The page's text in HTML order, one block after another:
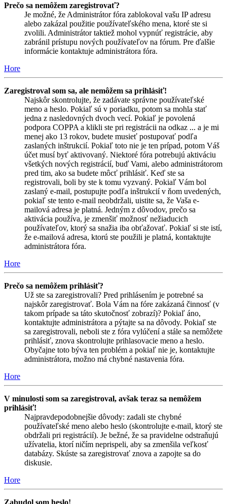
Prečo sa nemôžem zaregistrovať?
Je možné, že Administrátor fóra zablokoval vašu IP adresu
alebo zakázal použitie používateľského mena, ktoré ste si
zvolili. Administrátor taktiež mohol vypnúť registrácie, aby
zabránil prístupu nových používateľov na fórum. Pre ďalšie
informácie kontaktuje administrátora fóra.
Hore
Zaregistroval som sa, ale nemôžem sa prihlásiť!
Najskôr skontrolujte, že zadávate správne používateľské
meno a heslo. Pokiaľ sú v poriadku, potom sa mohla stať
jedna z nasledovných dvoch vecí. Pokiaľ je povolená
podpora COPPA a klikli ste pri registrácii na odkaz ... a je mi
menej ako 13 rokov, budete musieť postupovať podľa
zaslaných inštrukcií. Pokiaľ toto nie je ten prípad, potom Váš
účet musí byť aktivovaný. Niektoré fóra potrebujú aktiváciu
všetkých nových registrácií, buď Vami, alebo administrátorom
pred tim, ako sa budete môcť prihlásiť. Keď ste sa
registrovali, boli by ste k tomu vyzvaný. Pokiaľ Vám bol
zaslaný e-mail, postupujte podľa inštrukcií v ňom uvedených,
pokiaľ ste tento e-mail neobdržali, uistite sa, že Vaša e-
mailová adresa je platná. Jedným z dôvodov, prečo sa
aktivácia používa, je zmenšiť možnosť nežiaducich
používateľov, ktorý sa snažia iba obťažovať. Pokiaľ si ste istí,
že e-mailová adresa, ktorú ste použili je platná, kontaktujte
administrátora fóra.
Hore
Prečo sa nemôžem prihlásiť?
Už ste sa zaregistrovali? Pred prihlásením je potrebné sa
najskôr zaregistrovať. Bola Vám na fóre zakázaná činnosť (v
takom prípade sa táto skutočnosť zobrazí)? Pokiaľ áno,
kontaktujte administrátora a pýtajte sa na dôvody. Pokiaľ ste
sa zaregistrovali, neboli ste z fóra vylúčení a stále sa nemôžete
prihlásiť, znova skontrolujte prihlasovacie meno a heslo.
Obyčajne toto býva ten problém a pokiaľ nie je, kontaktujte
administrátora, možno má chybné nastavenia fóra.
Hore
V minulosti som sa zaregistroval, avšak teraz sa nemôžem
prihlásiť!
Najpravdepodobnejšie dôvody: zadali ste chybné
používateľské meno alebo heslo (skontrolujte e-mail, ktorý ste
obdržali pri registrácií). Je bežné, že sa pravidelne odstraňujú
užívatelia, ktorí ničím neprispeli, aby sa zmenšila veľkosť
databázy. Skúste sa zaregistrovať znova a zapojte sa do
diskusie.
Hore
Zabudol som heslo!